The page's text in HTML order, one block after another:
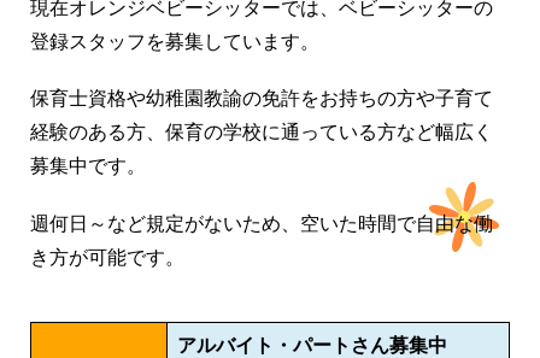
現在オレンジベビーシッターでは、ベビーシッターの
登録スタッフを募集しています。
保育士資格や幼稚園教諭の免許をお持ちの方や子育て
経験のある方、保育の学校に通っている方など幅広く
募集中です。
週何日～など規定がないため、空いた時間で自由な働
き方が可能です。
アルバイト・パートさん募集中